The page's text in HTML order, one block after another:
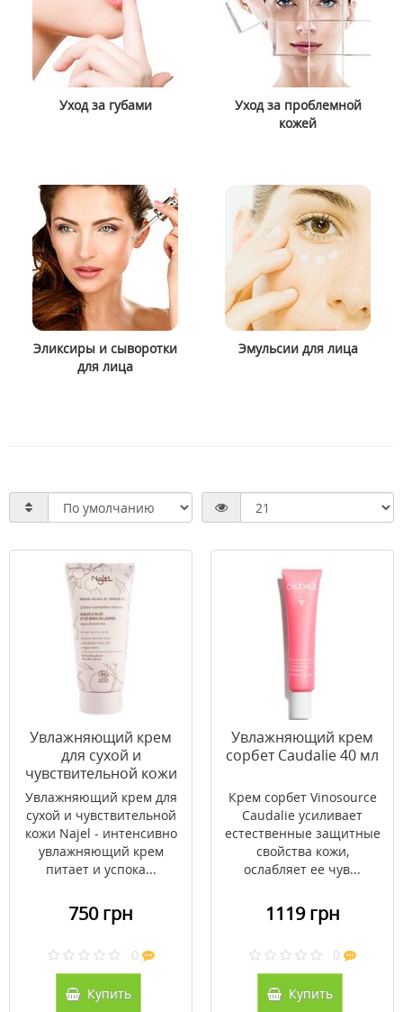
Уход за губами
Уход за проблемной
кожей
Эликсиры и сыворотки
для лица
Эмульсии для лица
Увлажняющий крем
для сухой и
чувствительной кожи
Najel 50 мл
Увлажняющий крем для
сухой и чувствительной
кожи Najel - интенсивно
увлажняющий крем
питает и успока...
750 грн
0
Купить
Увлажняющий крем
сорбет Caudalie 40 мл
Крем сорбет Vinosource
Caudalie усиливает
естественные защитные
свойства кожи,
ослабляет ее чув...
1119 грн
0
Купить